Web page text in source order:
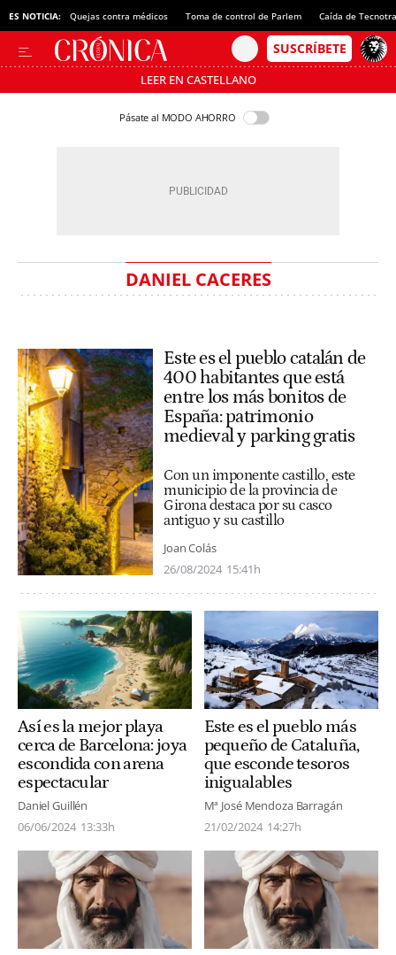
ES NOTICIA: Quejas contra médicos Toma de control de Parlem Caída de
LEER EN CASTELLANO
Pásate al MODO AHORRO
DANIEL CACERES
Este es el pueblo catalán de
400 habitantes que está
entre los más bonitos de
España: patrimonio
medieval y parking gratis
Con un imponente castillo, este
municipio de la provincia de
Girona destaca por su casco
antiguo y su castillo
Joan Colás
26/08/2024 15:41h
Así es la mejor playa
cerca de Barcelona: joya
escondida con arena
espectacular
Daniel Guillén
06/06/2024 13:33h
Este es el pueblo más
pequeño de Cataluña,
que esconde tesoros
inigualables
Mª José Mendoza Barragán
21/02/2024 14:27h